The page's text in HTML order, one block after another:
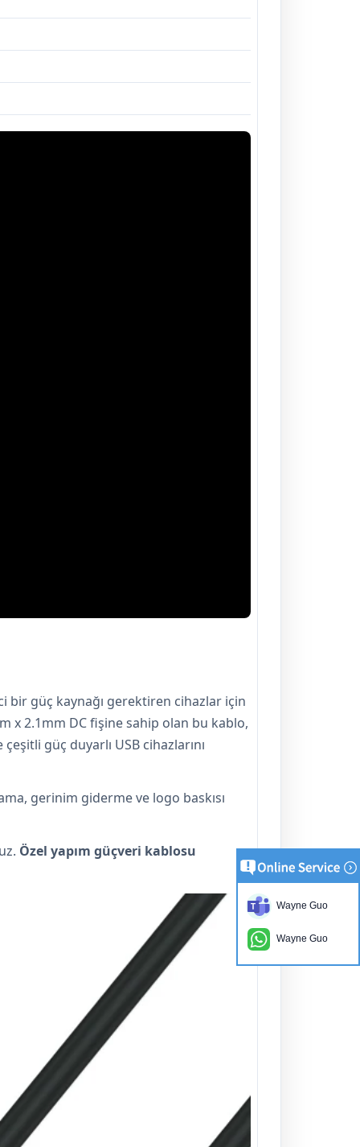
bir güç kaynağı gerektiren cihazlar için
x 2.1mm DC fişine sahip olan bu kablo,
güç duyarlı USB cihazlarını
gerinim giderme ve logo baskısı
Özel yapım güçveri kablosu
Wayne Guo
Wayne Guo